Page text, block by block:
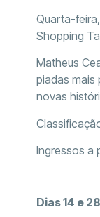
Quarta-
Shopping
Matheus
piadas mais
novas
Ingressos a
Dias 14 e